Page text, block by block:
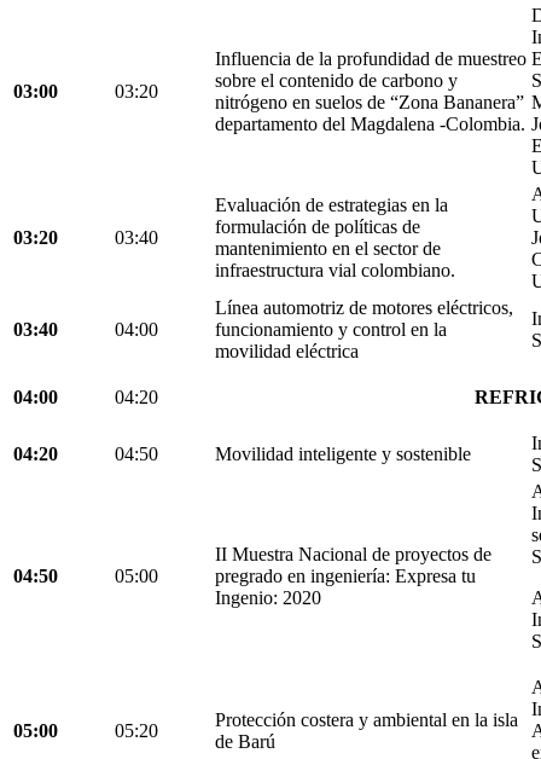
03:00 03:20
Influencia de la profundidad de muestreo
sobre el contenido de carbono y
nitrógeno en suelos de “Zona Bananera”
departamento del Magdalena -Colombia.
03:20 03:40
Evaluación de estrategias en la
formulación de políticas de
mantenimiento en el sector de
infraestructura vial colombiano.
03:40 04:00
Línea automotriz de motores eléctricos,
funcionamiento y control en la
movilidad eléctrica
04:00 04:20
04:20 04:50 Movilidad inteligente y sostenible
04:50 05:00
II Muestra Nacional de proyectos de
pregrado en ingeniería: Expresa tu
Ingenio: 2020
05:00 05:20
Protección costera y ambiental en la isla
de Barú